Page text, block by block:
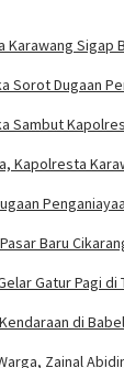
Karawang Sigap
Sorot Dugaan
Sambut
Kapolresta
Pasar Baru
Gatur Pagi
di
Zainal